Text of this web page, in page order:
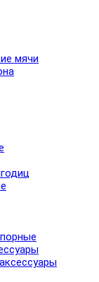
мячи